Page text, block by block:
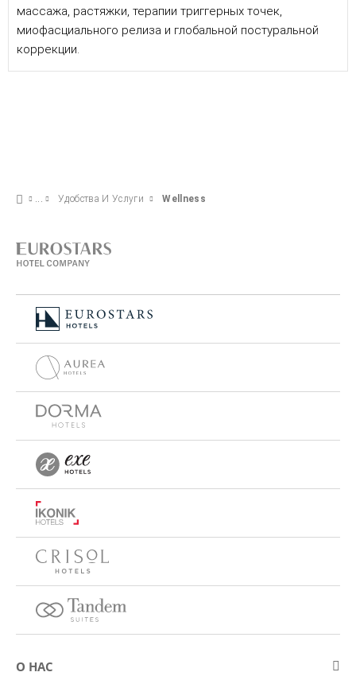
массажа, растяжки, терапии триггерных точек,
миофасциального релиза и глобальной постуральной
коррекции.
Удобства И Услуги Wellness
О НАС